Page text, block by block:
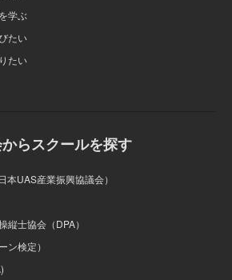
学ぶ
たい
たい
らスクールを探す
UAS産業振興協議会）
士協会（DPA）
検定）